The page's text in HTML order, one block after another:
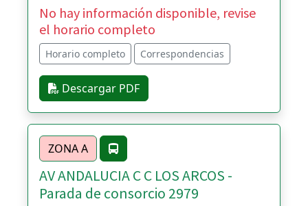
No hay información disponible, revise
el horario completo
Horario completo Correspondencias
Descargar PDF
ZONA A
AV ANDALUCIA C C LOS ARCOS -
Parada de consorcio 2979